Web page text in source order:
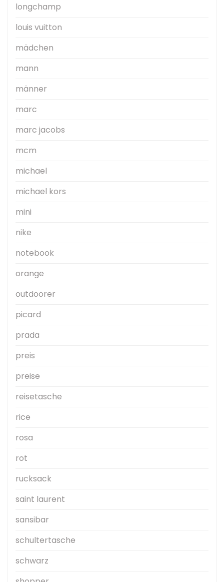
longchamp
louis vuitton
mädchen
mann
männer
marc
marc jacobs
mcm
michael
michael kors
mini
nike
notebook
orange
outdoorer
picard
prada
preis
preise
reisetasche
rice
rosa
rot
rucksack
saint laurent
sansibar
schultertasche
schwarz